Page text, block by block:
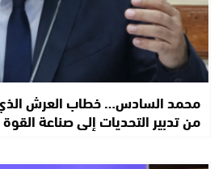
محمد السادس… خطاب العرش الذي
من تدبير التحديات إلى صناعة القوة